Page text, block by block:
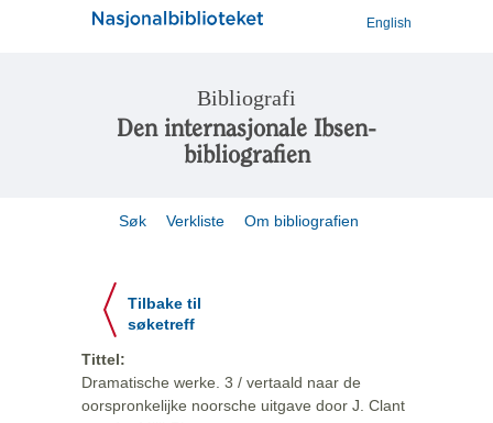
English
Bibliografi
Den internasjonale Ibsen-
bibliografien
Søk Verkliste Om bibliografien
Tilbake til
søketreff
Tittel:
Dramatische werke. 3 / vertaald naar de
oorspronkelijke noorsche uitgave door J. Clant